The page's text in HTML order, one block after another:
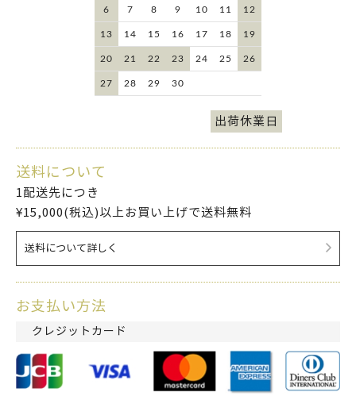
6 7 8 9 10 11 12
13 14 15 16 17 18 19
20 21 22 23 24 25 26
27 28 29 30
出荷休業日
送料について
1配送先につき
¥15,000(税込)以上お買い上げで送料無料
送料について詳しく
お支払い方法
クレジットカード